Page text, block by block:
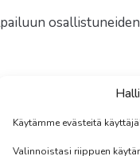
Käytämme evästeitä
Valinnoistasi riippuen